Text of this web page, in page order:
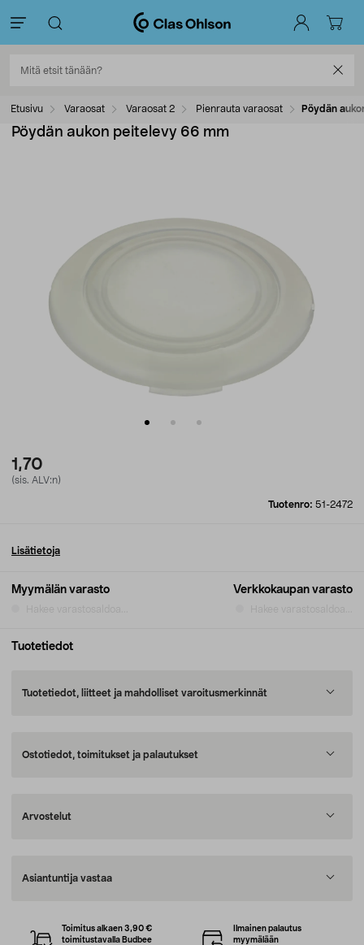
Etusivu Varaosat Varaosat 2 Pienrauta varaosat Pöydän
Pöydän aukon peitelevy 66 mm
1,70
(sis. ALV:n)
Tuotenro: 51-2472
Myymälän varasto Verkkokaupan varasto
Lisätietoja
Tuotetiedot
Tuotetiedot, liitteet ja mahdolliset varoitusmerkinnät
Ostotiedot, toimitukset ja palautukset
Arvostelut
Asiantuntija vastaa
Toimitus alkaen 3,90 €
toimitustavalla Budbee
Ilmainen palautus
myymälään